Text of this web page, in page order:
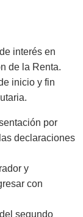
interés en
de la Renta.
inicio y fin
por
declaraciones
y
con
segundo